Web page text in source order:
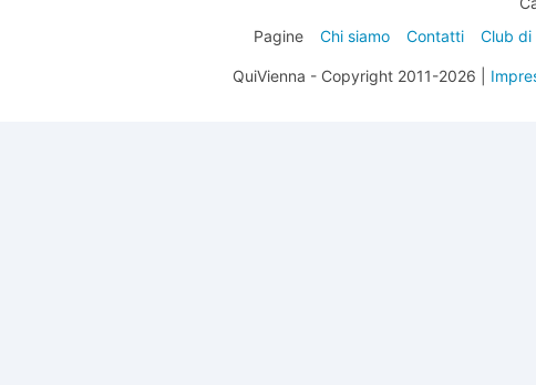
Pagine
Chi siamo Contatti Club di
QuiVienna - Copyright 2011-2026 |